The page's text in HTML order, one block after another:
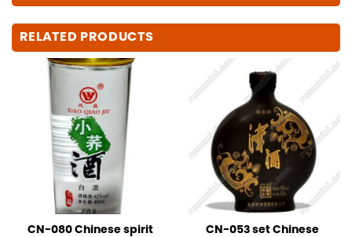
RELATED PRODUCTS
CN-080 Chinese spirit
CN-053 set Chinese